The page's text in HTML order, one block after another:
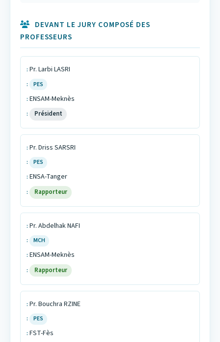
DEVANT LE JURY COMPOSÉ DES
PROFESSEURS
Pr. Larbi LASRI
PES
ENSAM-Meknès
Président
Pr. Driss SARSRI
PES
ENSA-Tanger
Rapporteur
Pr. Abdelhak NAFI
MCH
ENSAM-Meknès
Rapporteur
Pr. Bouchra RZINE
PES
FST-Fès